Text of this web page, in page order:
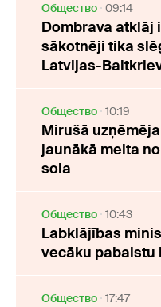
Oбщество 09:14
Dombrava atklāj
sākotnēji tika
Latvijas-
Oбщество 10:19
Mirušā
jaunākā meita
sola
Oбщество 10:43
Labklājības
vecāku pabalstu
Oбщество 17:47